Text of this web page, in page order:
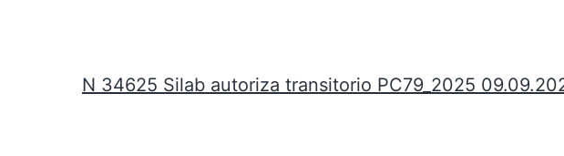
N 34625 Silab autoriza transitorio PC79_2025